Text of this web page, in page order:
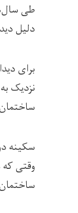
طی
دلیل
برای
نزدیک
سکینه
وقتی